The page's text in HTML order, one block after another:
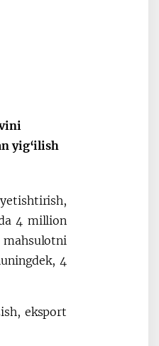
yig‘ilish
4 million
4
eksport